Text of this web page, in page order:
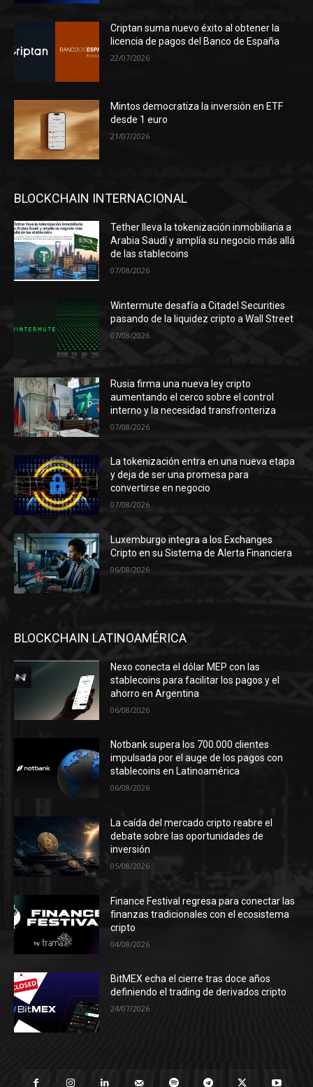
Criptan suma nuevo éxito al obtener la
licencia de pagos del Banco de España
22/07/2026
Mintos democratiza la inversión en ETF
desde 1 euro
21/07/2026
BLOCKCHAIN INTERNACIONAL
Tether lleva la tokenización inmobiliaria a
Arabia Saudí y amplía su negocio más allá
de las stablecoins
07/08/2026
Wintermute desafía a Citadel Securities
pasando de la liquidez cripto a Wall Street
07/08/2026
Rusia firma una nueva ley cripto
aumentando el cerco sobre el control
interno y la necesidad transfronteriza
07/08/2026
La tokenización entra en una nueva etapa
y deja de ser una promesa para
convertirse en negocio
07/08/2026
Luxemburgo integra a los Exchanges
Cripto en su Sistema de Alerta Financiera
06/08/2026
BLOCKCHAIN LATINOAMÉRICA
Nexo conecta el dólar MEP con las
stablecoins para facilitar los pagos y el
ahorro en Argentina
06/08/2026
Notbank supera los 700.000 clientes
impulsada por el auge de los pagos con
stablecoins en Latinoamérica
06/08/2026
La caída del mercado cripto reabre el
debate sobre las oportunidades de
inversión
05/08/2026
Finance Festival regresa para conectar las
finanzas tradicionales con el ecosistema
cripto
04/08/2026
BitMEX echa el cierre tras doce años
definiendo el trading de derivados cripto
24/07/2026